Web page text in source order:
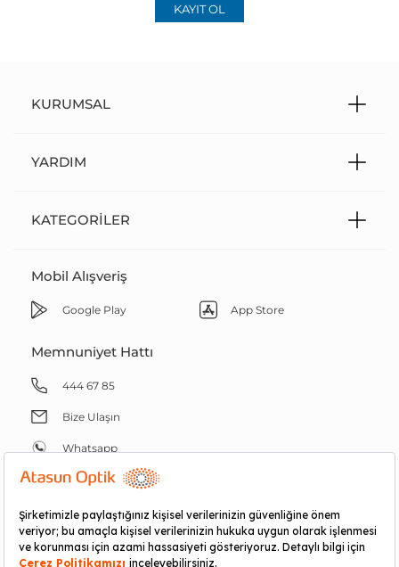
KAYIT OL
KURUMSAL
YARDIM
KATEGORILER
Mobil Alışveriş
Google Play App Store
Memnuniyet Hattı
444 67 85
Bize Ulaşın
Whatsapp